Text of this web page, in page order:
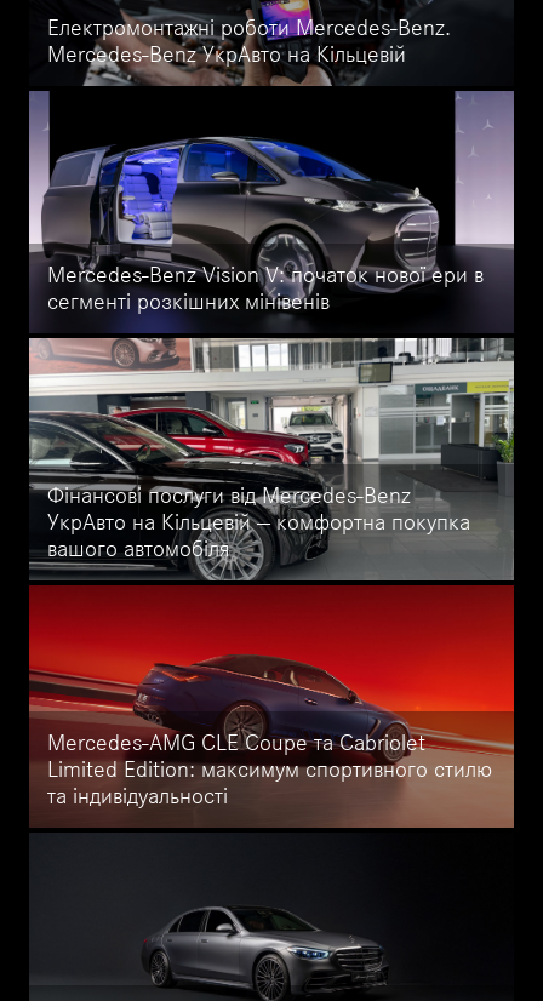
Електромонтажні роботи Mercedes-Benz.
Mercedes-Benz УкрАвто на Кільцевій
Професійні електромонтажні роботи, діагностика та ремонт
електрообладнання Mercedes-Benz у Києві. Офіційне
обладнання Star Diagnosis, сертифіковані фахівці та гарантія
якості в Mercedes-Benz УкрАвто на Кільцевій.
Mercedes-Benz Vision V: початок нової ери в
сегменті розкішних мінівенів
Mercedes-Benz Vision V: преміальна новинка серед люксових
мінівенів. Електрична платформа VAN.EA, інтер’єр Private
Lounge, екран 65 дюймів, 42 динаміки, унікальний стиль.
Прем’єра відбудеться у 2026 році.
Фінансові послуги від Mercedes-Benz
УкрАвто на Кільцевій — комфортна покупка
вашого автомобіля
Кредит, лізинг і страхування Mercedes-Benz у Києві. Вигідні
Кільцевій — офіційному дилері Mercedes-Benz в Україні.
Mercedes-AMG CLE Coupe та Cabriolet
Limited Edition: максимум спортивного стилю
та індивідуальності
Прем'єра Mercedes-AMG CLE 53 Limited Edition — купе й